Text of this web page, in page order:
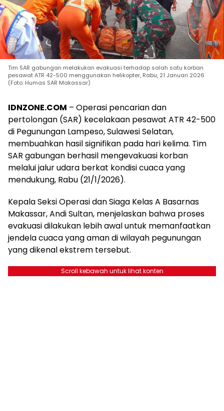
Tim SAR gabungan melakukan evakuasi terhadap salah satu korban
pesawat ATR 42-500 menggunakan helikopter, Rabu, 21 Januari 2026
(Foto: Humas SAR Makassar)
IDNZONE.COM – Operasi pencarian dan
pertolongan (SAR) kecelakaan pesawat ATR 42-500
di Pegunungan Lampeso, Sulawesi Selatan,
membuahkan hasil signifikan pada hari kelima. Tim
SAR gabungan berhasil mengevakuasi korban
melalui jalur udara berkat kondisi cuaca yang
mendukung, Rabu (21/1/2026).
Kepala Seksi Operasi dan Siaga Kelas A Basarnas
Makassar, Andi Sultan, menjelaskan bahwa proses
evakuasi dilakukan lebih awal untuk memanfaatkan
jendela cuaca yang aman di wilayah pegunungan
yang dikenal ekstrem tersebut.
Scroll kebawah untuk lihat konten